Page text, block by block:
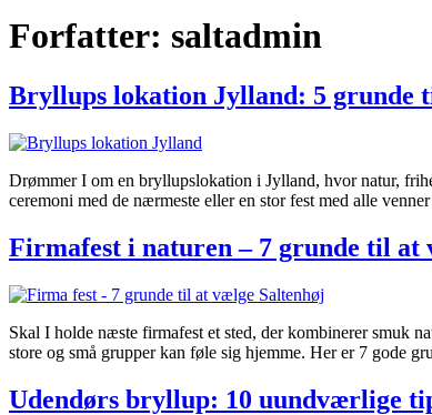
Forfatter: saltadmin
Bryllups lokation Jylland: 5 grunde
Drømmer I om en bryllupslokation i Jylland, hvor natur,
ceremoni med de nærmeste eller en stor fest med alle
Firmafest i naturen – 7 grunde til at
Skal I holde næste firmafest et sted, der kombinerer smuk
store og små grupper kan føle sig hjemme. Her er 7 gode
Udendørs bryllup: 10 uundværlige